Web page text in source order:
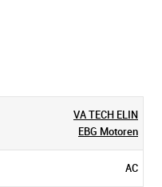
VA TECH ELIN
EBG Motoren
AC